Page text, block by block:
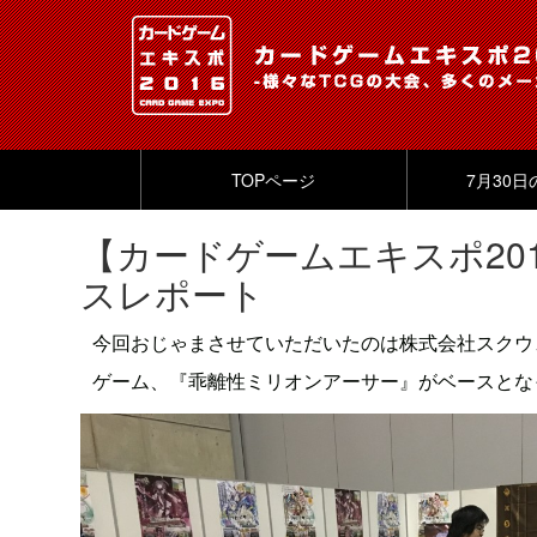
TOPページ 7月30日
【カードゲームエキスポ
スレポート
今回おじゃまさせていただいたのは株式会社スク
ゲーム、『乖離性ミリオンアーサー』がベースと